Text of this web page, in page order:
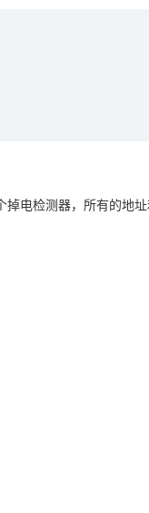
电检测器，所有的地